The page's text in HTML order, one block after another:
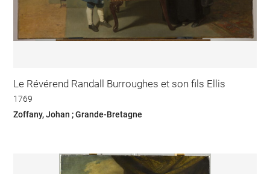
Le Révérend Randall Burroughes et son fils Ellis
1769
Zoffany, Johan ; Grande-Bretagne